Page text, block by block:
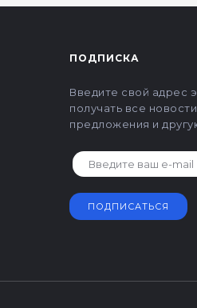
ПОДПИСКА
Введите свой адрес
получать все
предложения и
ПОДПИСАТЬСЯ